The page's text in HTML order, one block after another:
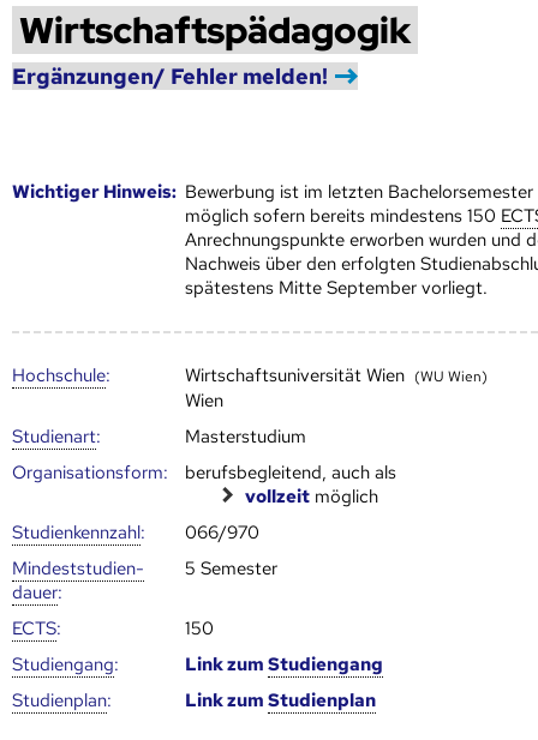
Wirtschaftspädagogik
Ergänzungen/ Fehler melden!
Wich­ti­ger Hin­weis: Bewerbung ist im letzten Bachelorsemester
möglich sofern bereits mindestens 150
Anrechnungspunkte erworben wurden und
Nachweis über den erfolgten
spätestens Mitte September vorliegt.
Hoch­schule: Wirtschaftsuniversität Wien (WU Wien)
Wien
Studienart:
Masterstudium
Organisationsform:
berufsbegleitend, auch als
vollzeit möglich
Studien­kenn­zahl:
066/970
Mindest­studien­
dauer:
5 Semester
ECTS:
150
Studien­gang: Link zumStudien­gang
Studien­plan: Link zumStudien­plan